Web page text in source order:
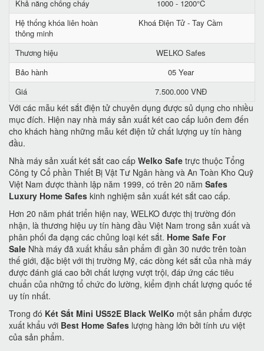
Khả năng chống cháy
1000 - 1200°C
Hệ thống khóa liên hoàn
thông minh
Khoá Điện Tử - Tay Cầm
Thương hiệu
WELKO Safes
Bảo hành
05 Year
Giá
7.500.000 VNĐ
Với các mẫu két sắt điện tử chuyên dụng được sủ dụng cho nhiều
mục đích. Hiện nay nhà máy sản xuất két cao cấp luôn đem đến
cho khách hàng những mẫu két điện tử chất lượng uy tín hàng
đầu.
Nhà máy sản xuất két sắt cao cấp Welko Safe trực thuộc Tổng
Công ty Cổ phần Thiết Bị Vật Tư Ngân hàng và An Toàn Kho Quỹ
Việt Nam được thành lập năm 1999, có trên 20 năm Safes
Luxury Home Safes kinh nghiệm sản xuất két sắt cao cấp.
Hơn 20 năm phát triển hiện nay, WELKO được thị trường đón
nhận, là thương hiệu uy tín hàng đầu Việt Nam trong sản xuất và
phân phối đa dạng các chủng loại két sắt. Home Safe For
Sale Nhà máy đã xuất khẩu sản phẩm đi gần 30 nước trên toàn
thế giới, đặc biệt với thị trường Mỹ, các dòng két sắt của nhà máy
được đánh giá cao bởi chất lượng vượt trội, đáp ứng các tiêu
chuẩn của những tổ chức đo lường, kiểm định chất lượng quốc tế
uy tín nhất.
Trong đó Két Sắt Mini US52E Black WelKo một sản phẩm được
xuất khẩu với Best Home Safes lượng hàng lớn bởi tính ưu việt
của sản phẩm.